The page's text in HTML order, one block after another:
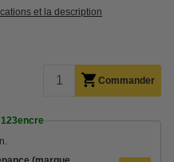
et la description
Commander